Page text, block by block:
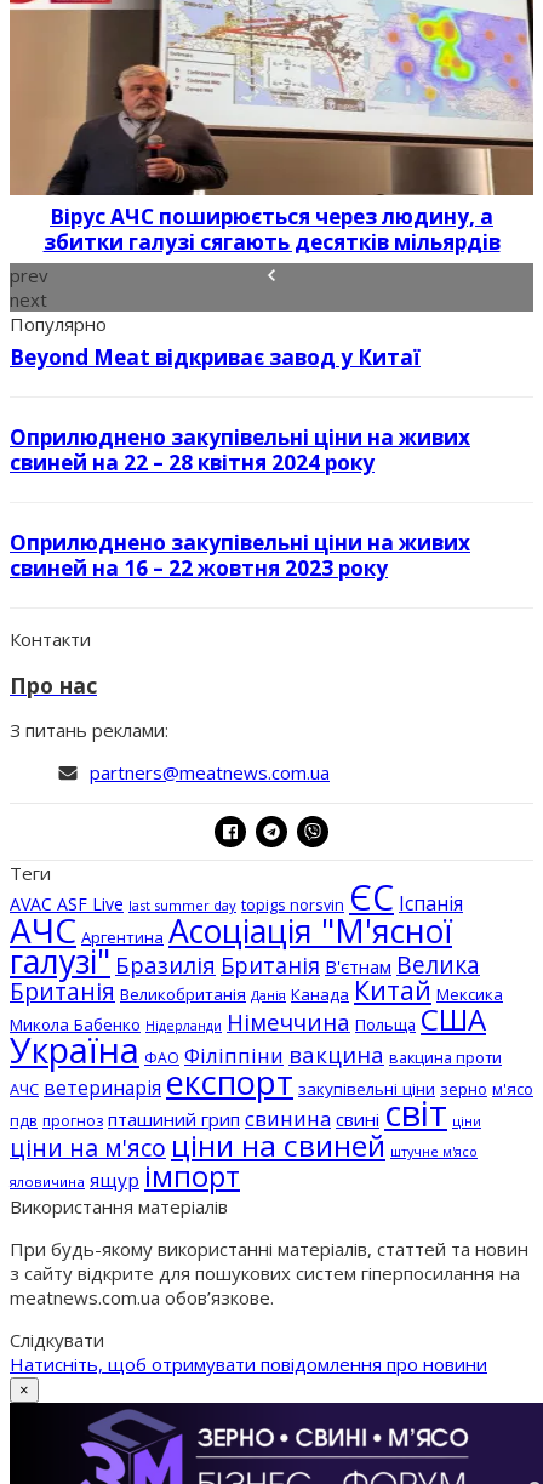
Вірус АЧС поширюється через людину, а
збитки галузі сягають десятків мільярдів
prev
next
Популярно
Beyond Meat відкриває завод у Китаї
Оприлюднено закупівельні ціни на живих
свиней на 22 – 28 квітня 2024 року
Оприлюднено закупівельні ціни на живих
свиней на 16 – 22 жовтня 2023 року
Контакти
Про нас
З питань реклами:
partners@meatnews.com.ua
Теги
AVAC ASF Live last summer day topigs norsvin ЄС Іспанія
АЧС Аргентина Асоціація "М'ясної
галузі" Бразилія Британія В'єтнам Велика
Британія Великобританія Данія Канада Китай Мексика
Микола Бабенко Нідерланди Німеччина Польща США
Україна ФАО Філіппіни вакцина вакцина проти
АЧС ветеринарія експорт закупівельні ціни зерно м'ясо
пдв прогноз пташиний грип свинина свині світ ціни
ціни на м'ясо ціни на свиней штучне м'ясо
яловичина ящур імпорт
Використання матеріалів
При будь-якому використанні матеріалів, статтей та новин
з сайту відкрите для пошукових систем гіперпосилання на
meatnews.com.ua обов’язкове.
Слідкувати
Натисніть, щоб отримувати повідомлення про новини
×